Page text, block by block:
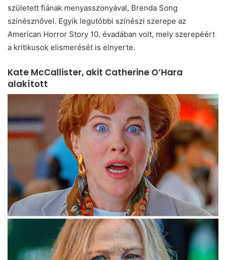
született fiának menyasszonyával, Brenda Song
színésznővel. Egyik legutóbbi színészi szerepe az
American Horror Story 10. évadában volt, mely szerepéért
a kritikusok elismerését is elnyerte.
Kate McCallister, akit Catherine O’Hara
alakított